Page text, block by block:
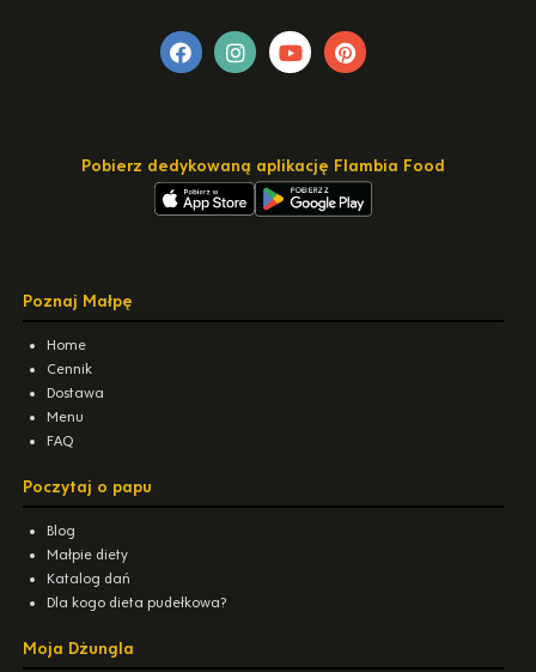
Pobierz dedykowaną aplikację Flambia Food
Poznaj Małpę
Home
Cennik
Dostawa
Menu
FAQ
Poczytaj o papu
Blog
Małpie diety
Katalog dań
Dla kogo dieta pudełkowa?
Moja Dżungla